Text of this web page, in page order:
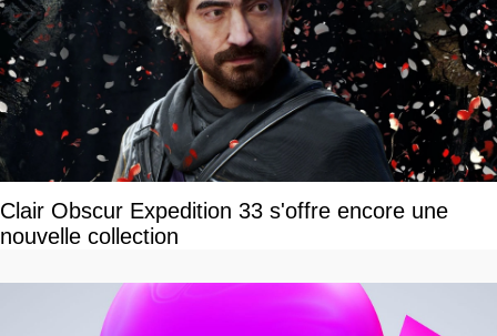
Clair Obscur Expedition 33 s'offre encore une
nouvelle collection